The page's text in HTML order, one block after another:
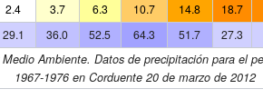
2.4 3.7 6.3 10.7 14.8 18.7
29.1 36.0 52.5 64.3 51.7 27.3
Ambiente. Datos de precipitación para el
1967-1976 en Corduente 20 de marzo de 2012